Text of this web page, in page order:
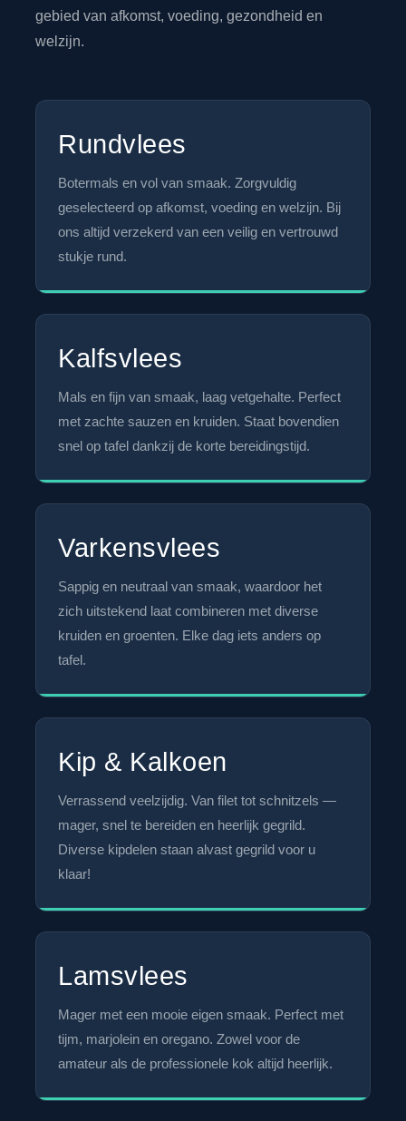
gebied van afkomst, voeding, gezondheid en
welzijn.
Rundvlees
Botermals en vol van smaak. Zorgvuldig
geselecteerd op afkomst, voeding en welzijn. Bij
ons altijd verzekerd van een veilig en vertrouwd
stukje rund.
Kalfsvlees
Mals en fijn van smaak, laag vetgehalte. Perfect
met zachte sauzen en kruiden. Staat bovendien
snel op tafel dankzij de korte bereidingstijd.
Varkensvlees
Sappig en neutraal van smaak, waardoor het
zich uitstekend laat combineren met diverse
kruiden en groenten. Elke dag iets anders op
tafel.
Kip & Kalkoen
Verrassend veelzijdig. Van filet tot schnitzels —
mager, snel te bereiden en heerlijk gegrild.
Diverse kipdelen staan alvast gegrild voor u
klaar!
Lamsvlees
Mager met een mooie eigen smaak. Perfect met
tijm, marjolein en oregano. Zowel voor de
amateur als de professionele kok altijd heerlijk.